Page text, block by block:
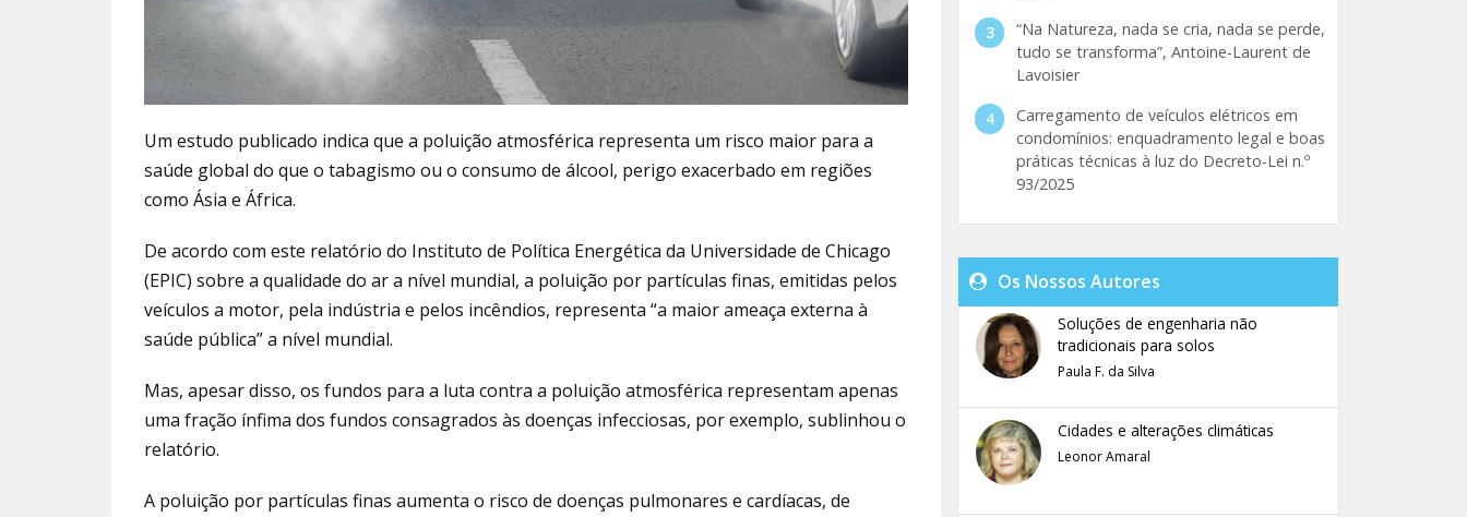
Um estudo publicado indica que a poluição atmosférica representa um risco maior para a
saúde global do que o tabagismo ou o consumo de álcool, perigo exacerbado em regiões
como Ásia e África.
De acordo com este relatório do Instituto de Política Energética da Universidade de Chicago
(EPIC) sobre a qualidade do ar a nível mundial, a poluição por partículas finas, emitidas pelos
veículos a motor, pela indústria e pelos incêndios, representa “a maior ameaça externa à
saúde pública” a nível mundial.
Mas, apesar disso, os fundos para a luta contra a poluição atmosférica representam apenas
uma fração ínfima dos fundos consagrados às doenças infecciosas, por exemplo, sublinhou o
relatório.
A poluição por partículas finas aumenta o risco de doenças pulmonares e cardíacas, de
“Na Natureza, nada se cria, nada se perde,
tudo se transforma”, Antoine-Laurent de
Lavoisier
Carregamento de veículos elétricos em
condomínios: enquadramento legal e boas
práticas técnicas à luz do Decreto-Lei n.º
93/2025
Os Nossos Autores
Soluções de engenharia não
tradicionais para solos
Paula F. da Silva
Cidades e alterações climáticas
Leonor Amaral